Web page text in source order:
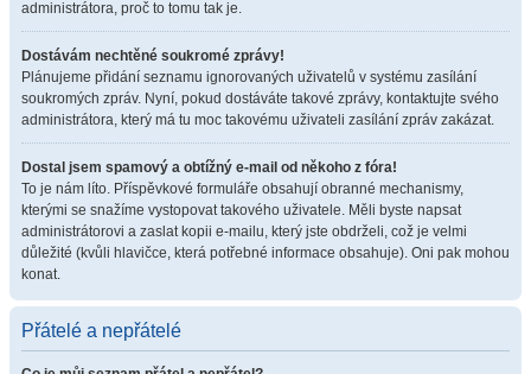
administrátora, proč to tomu tak je.
Dostávám nechtěné soukromé zprávy!
Plánujeme přidání seznamu ignorovaných uživatelů v systému zasílání
soukromých zpráv. Nyní, pokud dostáváte takové zprávy, kontaktujte svého
administrátora, který má tu moc takovému uživateli zasílání zpráv zakázat.
Dostal jsem spamový a obtížný e-mail od někoho z fóra!
To je nám líto. Příspěvkové formuláře obsahují obranné mechanismy,
kterými se snažíme vystopovat takového uživatele. Měli byste napsat
administrátorovi a zaslat kopii e-mailu, který jste obdrželi, což je velmi
důležité (kvůli hlavičce, která potřebné informace obsahuje). Oni pak mohou
konat.
Přátelé a nepřátelé